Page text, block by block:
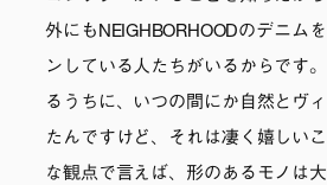
外にもNEIGHBORHOODのデニム
ンしている人たちがいるからです
るうちに、いつの間にか自然とヴ
たんですけど、それは凄く嬉しい
な観点で言えば、形のあるモノは